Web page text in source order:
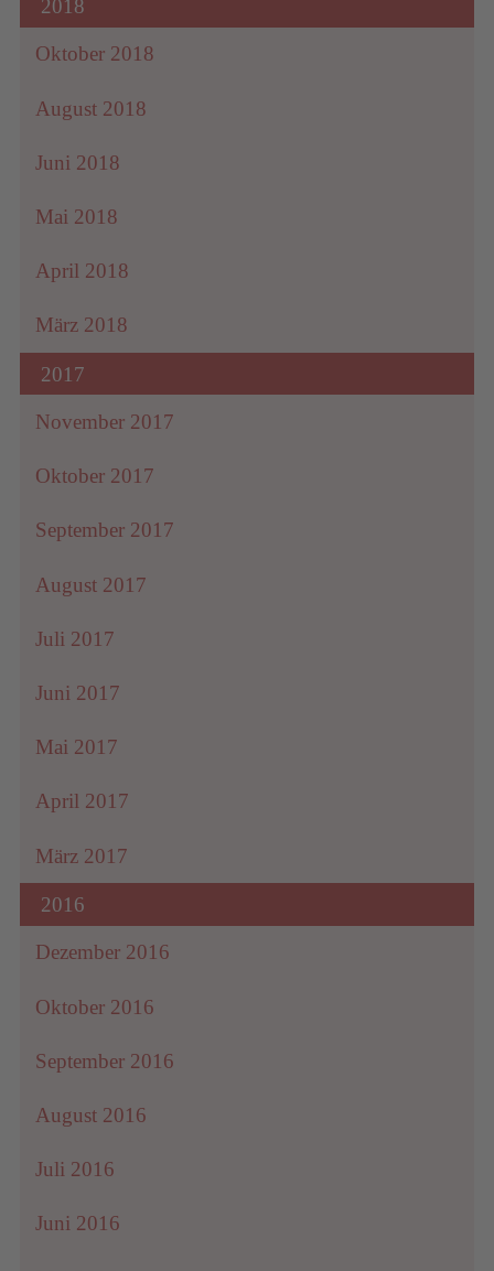
2018
Oktober 2018
August 2018
Juni 2018
Mai 2018
April 2018
März 2018
2017
November 2017
Oktober 2017
September 2017
August 2017
Juli 2017
Juni 2017
Mai 2017
April 2017
März 2017
2016
Dezember 2016
Oktober 2016
September 2016
August 2016
Juli 2016
Juni 2016